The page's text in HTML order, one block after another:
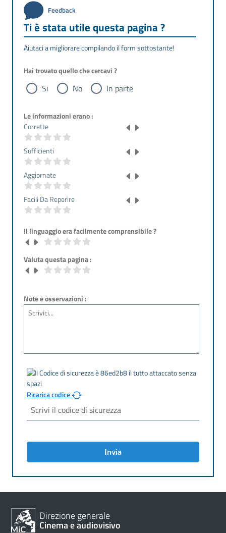
Feedback
Ti è stata utile questa pagina ?
Aiutaci a migliorare compilando il form sottostante!
Hai trovato quello che cercavi ?
Si No In parte
Le informazioni erano :
Corrette
Sufficienti
Aggiornate
Facili Da Reperire
Il linguaggio era facilmente comprensibile ?
Valuta questa pagina :
Note e osservazioni :
Ricarica codice
Invia
Direzione generale
Cinema e audiovisivo